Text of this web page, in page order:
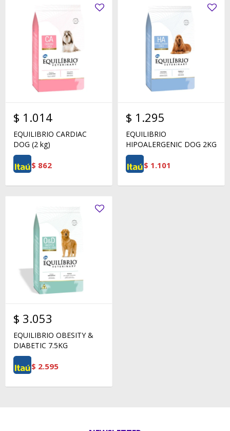
$ 1.014
EQUILIBRIO CARDIAC
DOG (2 kg)
$ 862
$ 1.295
EQUILIBRIO
HIPOALERGENIC DOG 2KG
$ 1.101
$ 3.053
EQUILIBRIO OBESITY &
DIABETIC 7.5KG
$ 2.595